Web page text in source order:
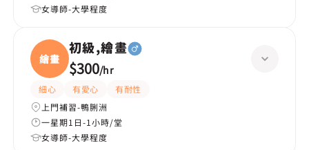
女導師-大學程度
繪畫
初級,繪畫
$300/hr
細心 有愛心
有耐性
上門補習-鴨脷洲
一星期1日-1小時/堂
女導師-大學程度